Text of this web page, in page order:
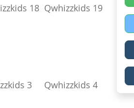
18 Qwhizzkids 19
3
Qwhizzkids 4